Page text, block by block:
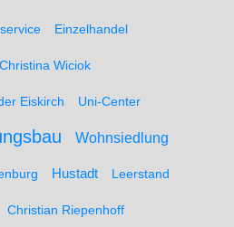
Einzelhandel
Christina Wiciok
Eiskirch Uni-Center
Wohnsiedlung
Hustadt Leerstand
Christian Riepenhoff